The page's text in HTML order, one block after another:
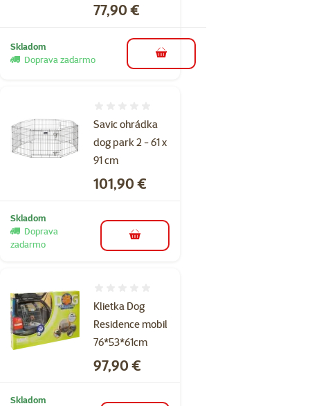
Cena
77,90 €
Skladom
Doprava zadarmo
do košíka
Savic ohrádka
dog park 2 - 61 x
91 cm
Cena
101,90 €
Skladom
Doprava
zadarmo
do košíka
Klietka Dog
Residence mobil
76*53*61cm
Cena
97,90 €
Skladom